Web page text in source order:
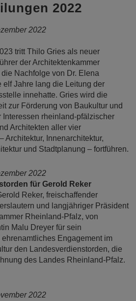
2022
2022
tritt Thilo Gries als neuer
der Architektenkammer
Nachfolge von Dr. Elena
elf Jahre lang die Leitung der
innehatte. Gries wird die
zur Förderung von Baukultur und
Interessen rheinland-pfälzischer
Architekten aller vier
Architektur, Innenarchitektur,
und Stadtplanung – fortführen.
2022
für Gerold Reker
Reker, freischaffender
und langjähriger Präsident
Rheinland-Pfalz, von
Malu Dreyer für sein
Engagement im
den Landesverdienstorden, die
des Landes Rheinland-Pfalz.
2022